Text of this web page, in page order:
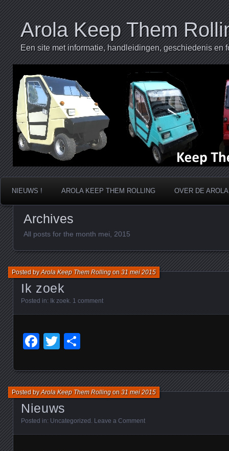
Arola Keep Them
Een site met informatie, handleidingen, geschiedenis en
NIEUWS ! AROLA KEEP THEM ROLLING OVER DE AROLA
Archives
All posts for the month mei, 2015
Ik zoek
Posted byArola Keep Them Rollingon31 mei 2015
Posted in: Ik zoek 1 comment
Facebook
Twitter
Nieuws
Posted byArola Keep Them Rollingon31 mei 2015
Posted in: Uncategorized Leave a Comment